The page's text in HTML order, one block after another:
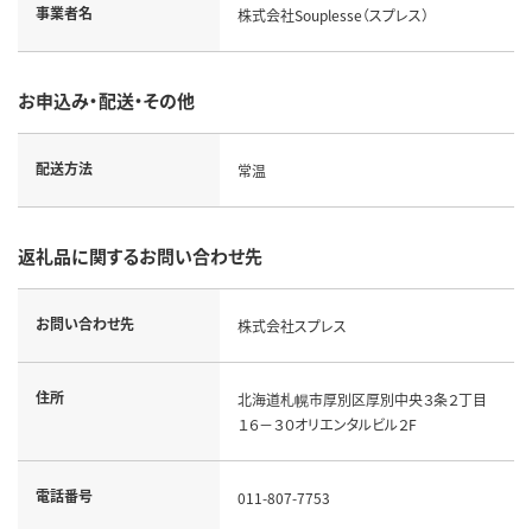
事業者名 株式会社Souplesse（スプレス）
お申込み・配送・その他
配送方法 常温
返礼品に関するお問い合わせ先
お問い合わせ先 株式会社スプレス
住所
北海道札幌市厚別区厚別中央３条２丁目
１６－３０オリエンタルビル２F
電話番号 011-807-7753